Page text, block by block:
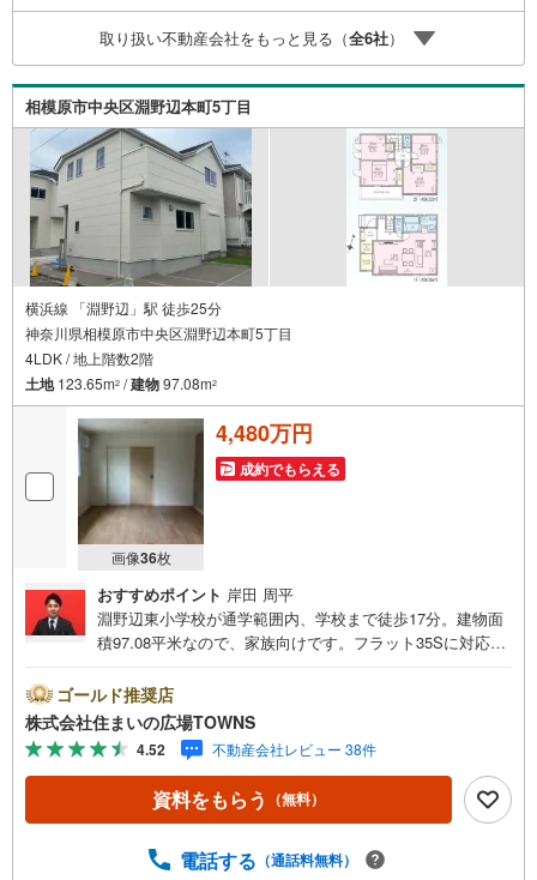
ーション■住まいの広場TOWNSからお客様へ経験豊富なス
タッフが親身になってお客様に合った物件をご紹介させて
頂きます！ /他社様掲載物件も併せてご紹介可能ですのでお
気軽にお問い合わせ下さい♪駐車場もございますので、お
車でのお越しも大歓迎です！
取り扱い不動産会社をもっと見る（全6社）
相模原市中央区淵野辺本町5丁目
横浜線 「淵野辺」駅 徒歩25分
神奈川県相模原市中央区淵野辺本町5丁目
4LDK / 地上階数2階
土地123.65m2 /建物97.08m2
画像36枚
4,480万円
成約でもらえる
おすすめポイント 岸田 周平
淵野辺東小学校が通学範囲内、学校まで徒歩17分。建物面
積97.08平米なので、家族向けです。フラット35Sに対応し
あるお風呂場は洗濯物を干すときにも便利です。浴室は冷
めた湯を再び沸かせる追焚機能が付いています。余裕のあ
る15帖以上のLDKで、日々の生活にゆとりが出ます。南向
きの物件です。【年中無休/9:00～21:00】人気物件は特に
お問い合わせが集中するため、お早めにお電話下さい。
「室内・現地を見学する」ボタンよりご予約頂くとご見学
○住宅ローンのご相談○ライフプランのシミュレーション■
ゴールド推奨店
株式会社住まいの広場TOWNS
4.52 不動産会社レビュー 38件
資料をもらう （無料）
電話する （通話料無料）